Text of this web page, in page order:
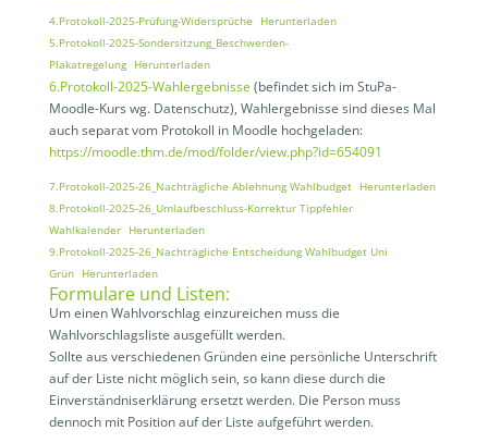
4.Protokoll-2025-Prüfung-Widersprüche
Herunterladen
5.Protokoll-2025-Sondersitzung_Beschwerden-
Plakatregelung
Herunterladen
6.Protokoll-2025-Wahlergebnisse (befindet sich im StuPa-
Moodle-Kurs wg. Datenschutz), Wahlergebnisse sind dieses Mal
auch separat vom Protokoll in Moodle hochgeladen:
https://moodle.thm.de/mod/folder/view.php?id=654091
7.Protokoll-2025-26_Nachträgliche Ablehnung Wahlbudget
Herunterladen
8.Protokoll-2025-26_Umlaufbeschluss-Korrektur Tippfehler
Wahlkalender
Herunterladen
9.Protokoll-2025-26_Nachträgliche Entscheidung Wahlbudget Uni
Grün
Herunterladen
Formulare und Listen:
Um einen Wahlvorschlag einzureichen muss die
Wahlvorschlagsliste ausgefüllt werden.
Sollte aus verschiedenen Gründen eine persönliche Unterschrift
auf der Liste nicht möglich sein, so kann diese durch die
Einverständniserklärung ersetzt werden. Die Person muss
dennoch mit Position auf der Liste aufgeführt werden.